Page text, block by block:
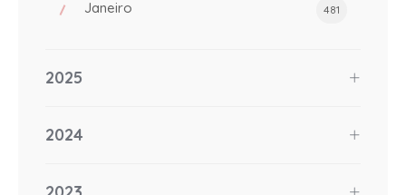
Janeiro 481
2025
2024